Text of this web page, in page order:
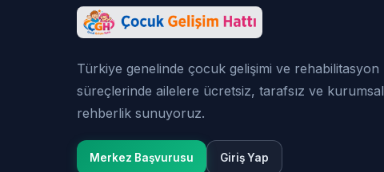
Türkiye genelinde çocuk gelişimi ve rehabilitasyon
süreçlerinde ailelere ücretsiz, tarafsız ve kurumsal
rehberlik sunuyoruz.
Merkez Başvurusu Giriş Yap